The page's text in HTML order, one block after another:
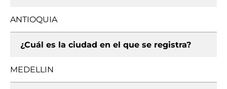
ANTIOQUIA
¿Cuál es la ciudad en el que se registra?
MEDELLIN